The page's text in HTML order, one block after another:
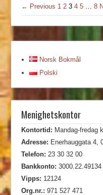
← Previous 1 2 3 4 5 8
Norsk Bokmål
Polski
Menighetskontor
Kontortid: Mandag-fredag
Adresse: Enerhauggata 4,
Telefon: 23 30 32 00
Bankkonto: 3000.22.49134
Vipps: 12124
Org.nr.: 971 527 471